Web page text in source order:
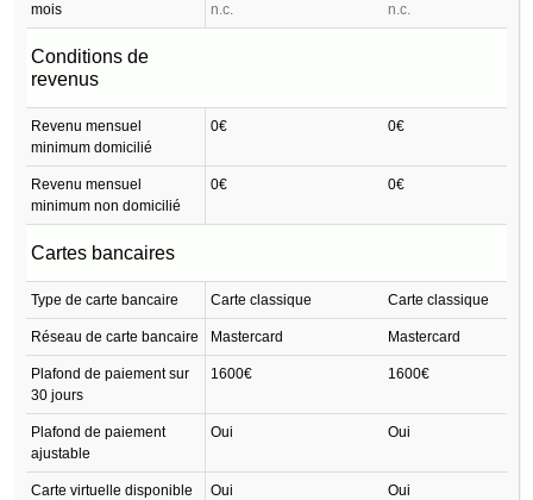
mois n.c. n.c.
Conditions de
revenus
Revenu mensuel
minimum domicilié
0€ 0€
Revenu mensuel
minimum non domicilié
0€ 0€
Cartes bancaires
Type de carte bancaire Carte classique Carte classique
Réseau de carte bancaire Mastercard Mastercard
Plafond de paiement sur
30 jours
1600€ 1600€
Plafond de paiement
ajustable
Oui Oui
Carte virtuelle disponible Oui Oui